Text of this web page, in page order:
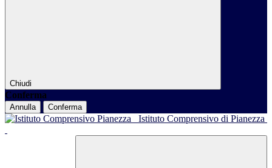
Chiudi
Conferma
Annulla Conferma
Istituto Comprensivo di Pianezza